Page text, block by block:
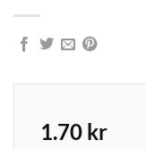
1.70 kr